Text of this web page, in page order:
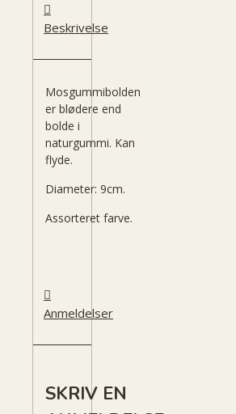
Beskrivelse
Mosgummibolden
er blødere end
bolde i
naturgummi. Kan
flyde.
Diameter: 9cm.
Assorteret farve.
Anmeldelser
SKRIV EN